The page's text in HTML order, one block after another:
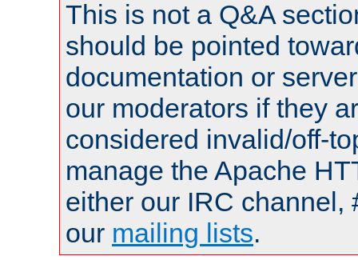
This is not a Q&A
should be pointed
documentation or
our moderators if they
considered invalid/off-
manage the Apache
either our IRC channel,
our mailing lists.